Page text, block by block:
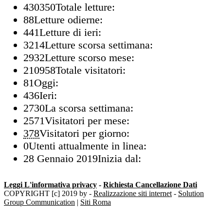
430350Totale letture:
88Letture odierne:
441Letture di ieri:
3214Letture scorsa settimana:
2932Letture scorso mese:
210958Totale visitatori:
81 Oggi:
436Ieri:
2730La scorsa settimana:
2571Visitatori per mese:
378Visitatori per giorno:
0Utenti attualmente in linea:
28 Gennaio 2019Inizia dal:
Leggi L'informativa privacy - Richiesta Cancellazione Dati
COPYRIGHT [c] 2019 by - Realizzazione siti internet - Solution
Group Communication | Siti Roma